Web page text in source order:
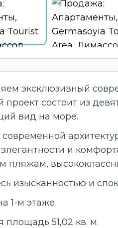
эксклюзивный
состоит из
вид на море.
элегантности и
пляжам,
изысканностью и
1-м этаже
площадь 51,02 кв. м.